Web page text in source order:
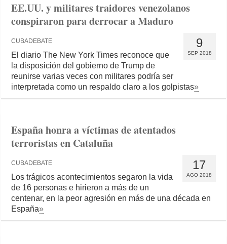
EE.UU. y militares traidores venezolanos
conspiraron para derrocar a Maduro
9
SEP 2018
CUBADEBATE
El diario The New York Times reconoce que
la disposición del gobierno de Trump de
reunirse varias veces con militares podría ser
interpretada como un respaldo claro a los golpistas»
España honra a víctimas de atentados
terroristas en Cataluña
17
AGO 2018
CUBADEBATE
Los trágicos acontecimientos segaron la vida
de 16 personas e hirieron a más de un
centenar, en la peor agresión en más de una década en
España»